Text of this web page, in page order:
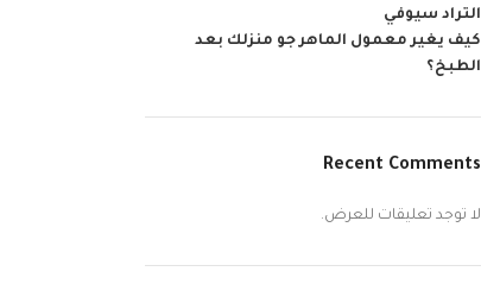
التراد سيوفي
كيف يغير معمول الماهر جو منزلك بعد
الطبخ؟
Recent Comments
لا توجد تعليقات للعرض.